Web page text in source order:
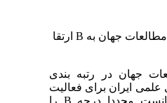
جایگاه انجمن ایرانی مطالعات جهان به B ارتقا
جهان در رتبه بندی
ایران برای فعالیت
های سال ۱۳۹۴ توانست مجددا درجه B را